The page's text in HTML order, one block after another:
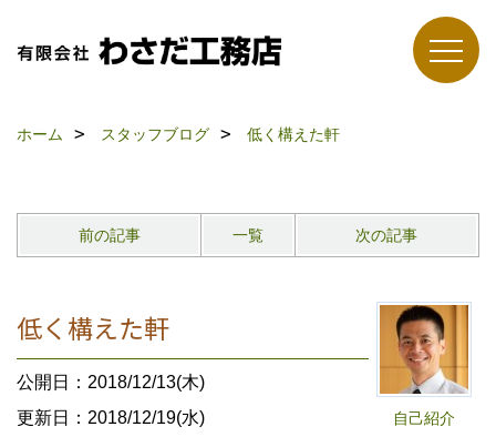
ホーム スタッフブログ 低く構えた軒
前の記事 一覧 次の記事
自己紹介
低く構えた軒
公開日：2018/12/13(木)
更新日：2018/12/19(水)